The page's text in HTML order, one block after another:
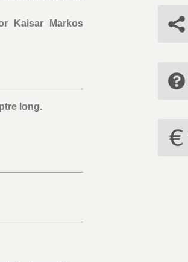
Kaisar Markos
long.